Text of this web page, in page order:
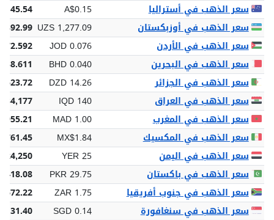
سعر الذهب في أستراليا
A$0.15
سعر الذهب في أوزبكستان
UZS 1,277.09
سعر الذهب في الأردن
JOD 0.076
72.592
سعر الذهب في البحرين
BHD 0.040
38.611
سعر الذهب في الجزائر
DZD 14.26
سعر الذهب في العراق
IQD 140
سعر الذهب في المغرب
MAD 1.00
955.21
سعر الذهب في المكسيك
MX$1.84
سعر الذهب في اليمن
YER 25
24,250
سعر الذهب في باكستان
PKR 29.75
سعر الذهب في جنوب أفريقيا
ZAR 1.75
سعر الذهب في سنغافورة
SGD 0.14
131.40